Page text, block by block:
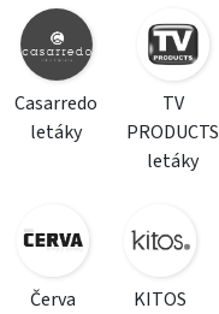
Casarredo
letáky
TV
PRODUCTS
letáky
Červa
KITOS